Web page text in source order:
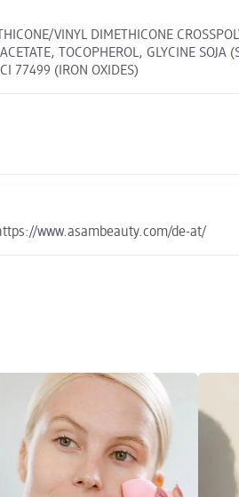
VINYL DIMETHICONE
TOCOPHEROL, GLYCINE
77499 (IRON OXIDES)
www.asambeauty.com/de-at/